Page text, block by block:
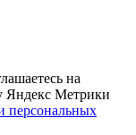
на
Яндекс Метрики
персональных